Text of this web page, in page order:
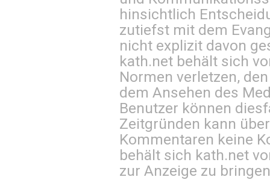
hinsichtlich
zutiefst mit dem
nicht explizit davon
kath.net behält sich
Normen verletzen,
dem Ansehen des
Benutzer können
Zeitgründen kann
Kommentaren keine
behält sich kath.net
zur Anzeige zu